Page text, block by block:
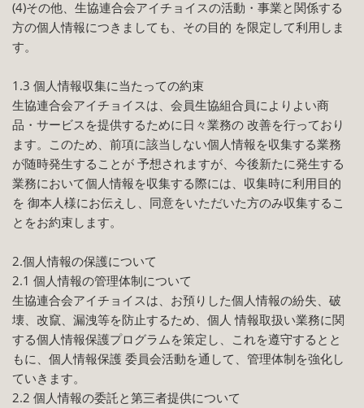
(4)その他、生協連合会アイチョイスの活動・事業と関係する
方の個人情報につきましても、その目的 を限定して利用しま
す。
1.3 個人情報収集に当たっての約束
生協連合会アイチョイスは、会員生協組合員によりよい商
品・サービスを提供するために日々業務の 改善を行っており
ます。このため、前項に該当しない個人情報を収集する業務
が随時発生することが 予想されますが、今後新たに発生する
業務において個人情報を収集する際には、収集時に利用目的
を 御本人様にお伝えし、同意をいただいた方のみ収集するこ
とをお約束します。
2.個人情報の保護について
2.1 個人情報の管理体制について
生協連合会アイチョイスは、お預りした個人情報の紛失、破
壊、改竄、漏洩等を防止するため、個人 情報取扱い業務に関
する個人情報保護プログラムを策定し、これを遵守するとと
もに、個人情報保護 委員会活動を通して、管理体制を強化し
ていきます。
2.2 個人情報の委託と第三者提供について